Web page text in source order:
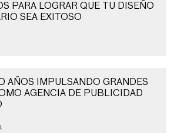
PARA LOGRAR QUE TU DISEÑO
SEA EXITOSO
AÑOS IMPULSANDO GRANDES
AGENCIA DE PUBLICIDAD